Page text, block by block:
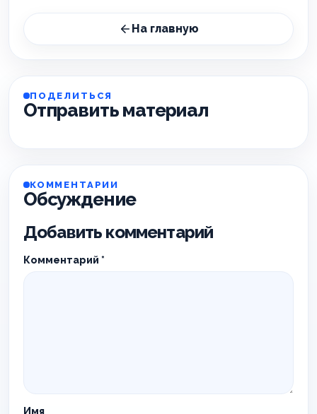
На главную
ПОДЕЛИТЬСЯ
Отправить материал
КОММЕНТАРИИ
Обсуждение
Добавить комментарий
Комментарий *
Имя